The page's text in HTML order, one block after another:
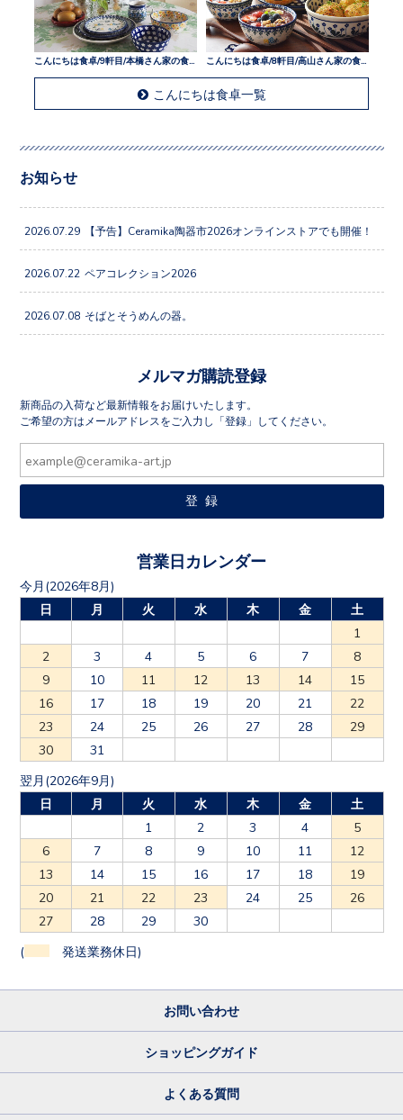
こんにちは食卓/9軒目/本橋さん家の食卓
こんにちは食卓一覧
お知らせ
2026.07.29 【予告】Ceramika陶器市2026オンラインストアでも開催！
2026.07.22 ペアコレクション2026
2026.07.08 そばとそうめんの器。
メルマガ購読登録
新商品の入荷など最新情報をお届けいたします。
ご希望の方はメールアドレスをご入力し「登録」してください。
営業日カレンダー
今月(2026年8月)
日
月 火 水 木 金
土
1
2
3 4 5 6 7
8
9
10 11 12 13 14
15
16
17 18 19 20 21
22
23
24 25 26 27 28
29
30
31
翌月(2026年9月)
日
月 火 水 木 金
土
1
2 3 4
5
6
7 8 9 10 11
12
13
14 15 16 17 18
19
20
21 22 23 24 25
26
27
28 29 30
( 発送業務休日)
お問い合わせ
ショッピングガイド
よくある質問